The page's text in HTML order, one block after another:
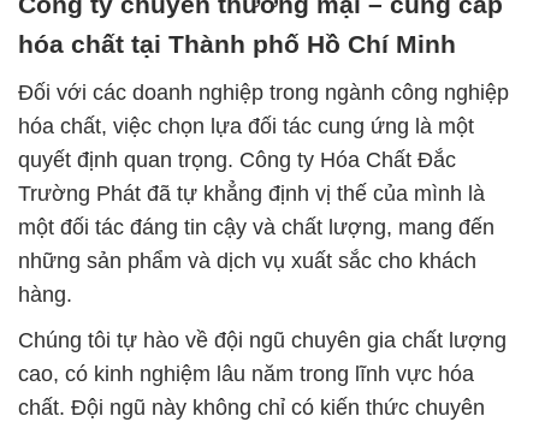
hóa chất tại Thành phố Hồ Chí Minh
Đối với các doanh nghiệp trong ngành công nghiệp
hóa chất, việc chọn lựa đối tác cung ứng là một
quyết định quan trọng. Công ty Hóa Chất Đắc
Trường Phát đã tự khẳng định vị thế của mình là
một đối tác đáng tin cậy và chất lượng, mang đến
những sản phẩm và dịch vụ xuất sắc cho khách
hàng.
Chúng tôi tự hào về đội ngũ chuyên gia chất lượng
cao, có kinh nghiệm lâu năm trong lĩnh vực hóa
chất. Đội ngũ này không chỉ có kiến thức chuyên